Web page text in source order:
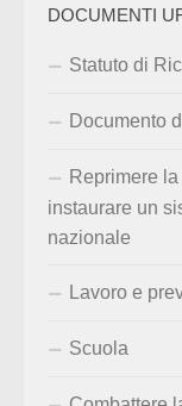
DOCUMENTI
Statuto di
Documento
Reprimere
instaurare un
nazionale
Lavoro e
Scuola